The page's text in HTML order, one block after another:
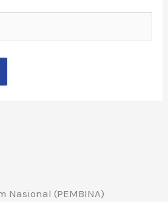
Nasional (PEMBINA)